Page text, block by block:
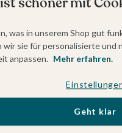
was in unserem Shop gut
wir sie für personalisierte
anpassen. Mehr erfahren.
Geht klar